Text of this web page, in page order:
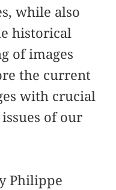
while also
historical
of images
the current
with crucial
of our
Philippe